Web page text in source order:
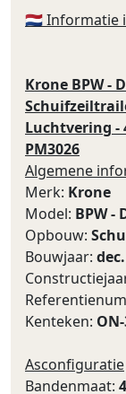
🇳🇱 Informatie
Krone BPW -
Luchtvering -
PM3026
Algemene
Merk: Krone
Model: BPW -
Opbouw:
Bouwjaar:
Kenteken:
Asconfiguratie
Bandenmaat: